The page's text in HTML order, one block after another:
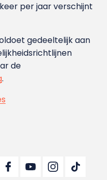
per jaar verschijnt
gedeeltelijk aan
de
.